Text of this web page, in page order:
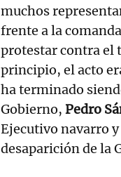
muchos
frente a la
protestar contra el
principio, el acto
ha terminado
Gobierno, Pedro
Ejecutivo navarro
desaparición de la